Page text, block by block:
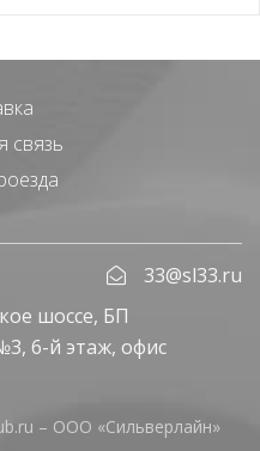
связь
33@sl33.ru
шоссе, БП
6-й этаж, офис
– ООО «Сильверлайн»